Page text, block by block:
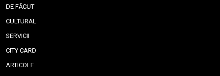
DE FĂCUT
CULTURAL
SERVICII
CITY CARD
ARTICOLE